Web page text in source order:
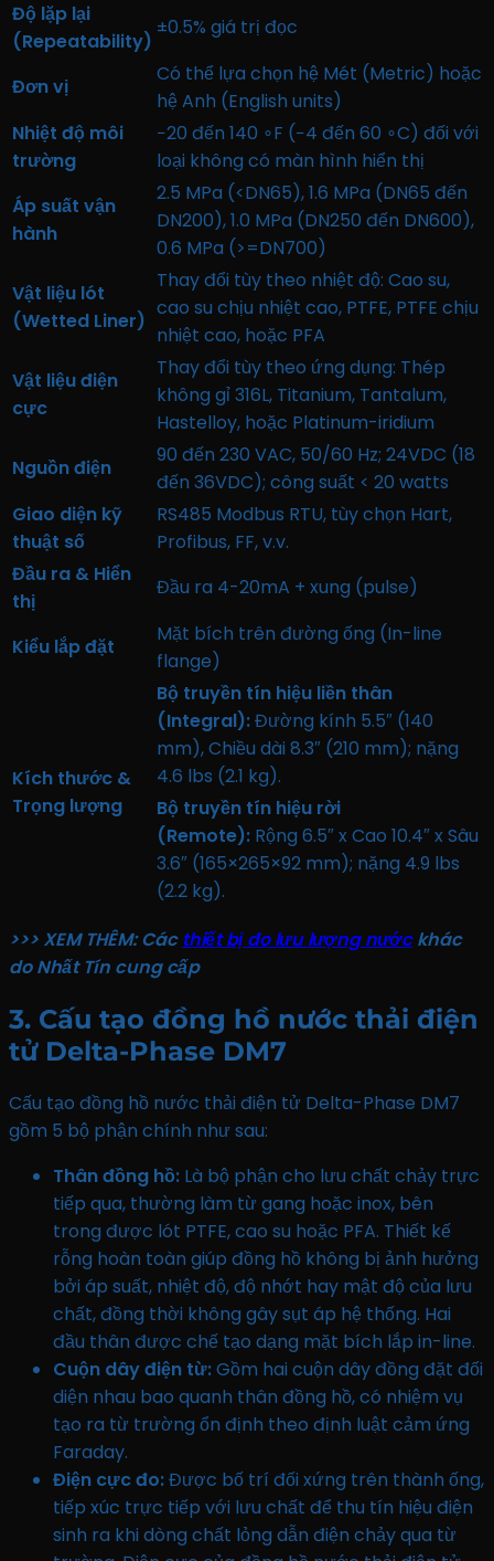
Độ lặp lại
(Repeatability)
±0.5% giá trị đọc
Đơn vị
Có thể lựa chọn hệ Mét (Metric) hoặc
hệ Anh (English units)
Nhiệt độ môi
trường
−20 đến 140 ∘F (−4 đến 60 ∘C) đối với
loại không có màn hình hiển thị
Áp suất vận
hành
2.5 MPa (<DN65), 1.6 MPa (DN65 đến
DN200), 1.0 MPa (DN250 đến DN600),
0.6 MPa (>=DN700)
Vật liệu lót
(Wetted Liner)
Thay đổi tùy theo nhiệt độ: Cao su,
cao su chịu nhiệt cao, PTFE, PTFE chịu
nhiệt cao, hoặc PFA
Vật liệu điện
cực
Thay đổi tùy theo ứng dụng: Thép
không gỉ 316L, Titanium, Tantalum,
Hastelloy, hoặc Platinum-iridium
Nguồn điện
90 đến 230 VAC, 50/60 Hz; 24VDC (18
đến 36VDC); công suất < 20 watts
Giao diện kỹ
thuật số
RS485 Modbus RTU, tùy chọn Hart,
Profibus, FF, v.v.
Đầu ra & Hiển
thị
Đầu ra 4-20mA + xung (pulse)
Kiểu lắp đặt
Mặt bích trên đường ống (In-line
flange)
Kích thước &
Trọng lượng
Bộ truyền tín hiệu liền thân
(Integral):Đường kính 5.5″ (140
mm), Chiều dài 8.3″ (210 mm); nặng
4.6 lbs (2.1 kg).
Bộ truyền tín hiệu rời
(Remote): Rộng 6.5″ x Cao 10.4″ x Sâu
3.6″ (165×265×92 mm); nặng 4.9 lbs
(2.2 kg).
>>> XEM THÊM: Các thiết bị đo lưu lượng nướckhác
do Nhất Tín cung cấp
3. Cấu tạo đồng hồ nước thải điện
tử Delta-Phase DM7
Cấu tạo đồng hồ nước thải điện tử Delta-Phase DM7
gồm 5 bộ phận chính như sau:
Thân đồng hồ: Là bộ phận cho lưu chất chảy trực
tiếp qua, thường làm từ gang hoặc inox, bên
trong được lót PTFE, cao su hoặc PFA. Thiết kế
rỗng hoàn toàn giúp đồng hồ không bị ảnh hưởng
bởi áp suất, nhiệt độ, độ nhớt hay mật độ của lưu
chất, đồng thời không gây sụt áp hệ thống. Hai
đầu thân được chế tạo dạng mặt bích lắp in-line.
Cuộn dây điện từ:Gồm hai cuộn dây đồng đặt đối
diện nhau bao quanh thân đồng hồ, có nhiệm vụ
tạo ra từ trường ổn định theo định luật cảm ứng
Faraday.
Điện cực đo:Được bố trí đối xứng trên thành ống,
tiếp xúc trực tiếp với lưu chất để thu tín hiệu điện
sinh ra khi dòng chất lỏng dẫn điện chảy qua từ